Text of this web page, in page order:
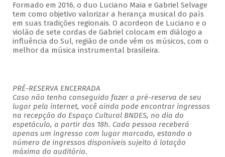
Formado em 2016, o duo Luciano Maia e Gabriel Selvage
tem como objetivo valorizar a herança musical do país
em suas tradições regionais. O acordeon de Luciano e o
violão de sete cordas de Gabriel colocam em diálogo a
influência do Sul, região de onde vêm os músicos, com o
melhor da música instrumental brasileira.
PRÉ-RESERVA ENCERRADA
Caso não tenha conseguido fazer a pré-reserva de seu
lugar pela internet, você ainda pode encontrar ingressos
na recepção do Espaço Cultural BNDES, no dia do
espetáculo, a partir das 18h. Cada pessoa receberá
apenas um ingresso com lugar marcado, estando o
número de ingressos disponíveis sujeito à lotação
máxima do auditório.